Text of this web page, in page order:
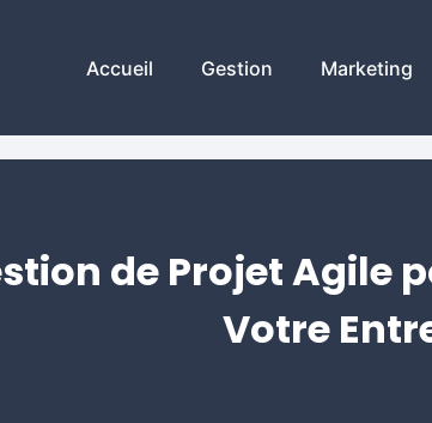
Accueil Gestion Marketing
de Projet Agile
Votre